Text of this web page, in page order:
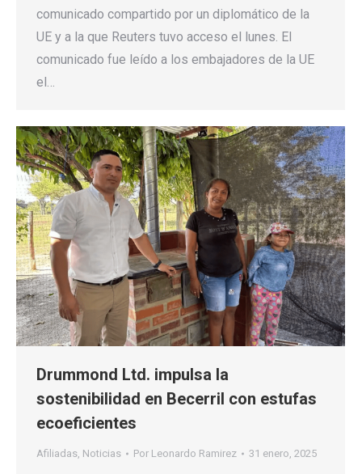
comunicado compartido por un diplomático de la
UE y a la que Reuters tuvo acceso el lunes. El
comunicado fue leído a los embajadores de la UE
el…
Drummond Ltd. impulsa la
sostenibilidad en Becerril con estufas
ecoeficientes
Afiliadas, Noticias Por Leonardo Ramirez 31 enero, 2025